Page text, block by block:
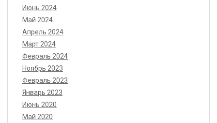
Июнь 2024
Май 2024
Апрель 2024
Март 2024
Февраль 2024
Ноябрь 2023
Февраль 2023
Январь 2023
Июнь 2020
Май 2020